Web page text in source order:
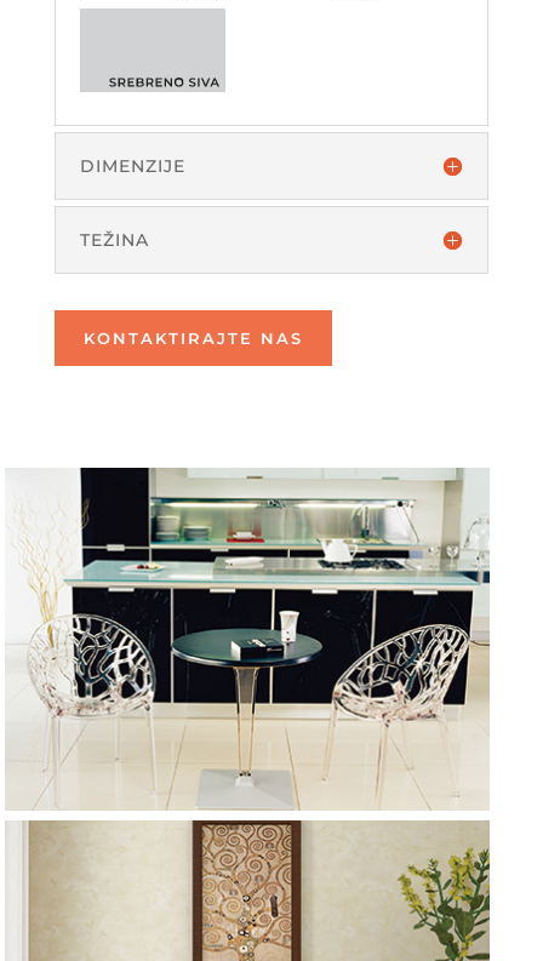
DIMENZIJE
TEŽINA
KONTAKTIRAJTE NAS